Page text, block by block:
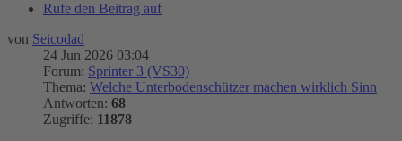
Rufe den Beitrag auf
von Seicodad
24 Jun 2026 03:04
Forum: Sprinter 3 (VS30)
Thema: Welche Unterbodenschützer machen wirklich Sinn
Antworten: 68
Zugriffe: 11878